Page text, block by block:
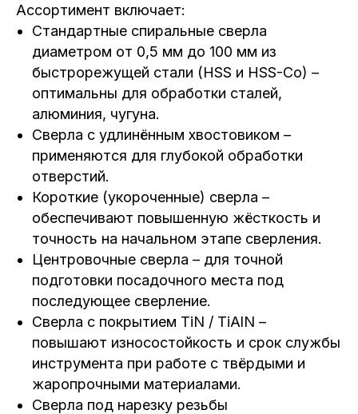
Ассортимент включает:
Стандартные спиральные сверла
диаметром от 0,5 мм до 100 мм из
быстрорежущей стали (HSS и HSS-Co) –
оптимальны для обработки сталей,
алюминия, чугуна.
Сверла с удлинённым хвостовиком –
применяются для глубокой обработки
отверстий.
Короткие (укороченные) сверла –
обеспечивают повышенную жёсткость и
точность на начальном этапе сверления.
Центровочные сверла – для точной
подготовки посадочного места под
последующее сверление.
Сверла с покрытием TiN / TiAlN –
повышают износостойкость и срок службы
инструмента при работе с твёрдыми и
жаропрочными материалами.
Сверла под нарезку резьбы